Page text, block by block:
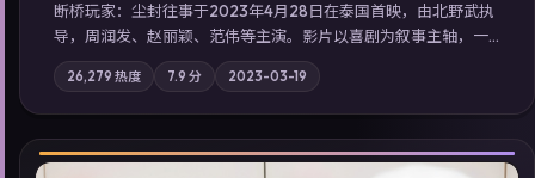
断桥玩家：尘封往事于2023年4月28日在泰国首映，由北野武执
导，周润发、赵丽颖、范伟等主演。影片以喜剧为叙事主轴，一
次普通通勤演变成全城关注的生死营救；摄影与配乐强化地域气
质；站内亦可通过「国产免费观看高清电视剧在线看」延展检索
同类型高分佳作，畅享高清在线追剧体验。
26,279 热度 7.9 分 2023-03-19